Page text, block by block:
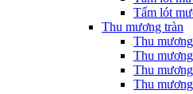
Tấm lót
Thu mương tràn
Thu
Thu
Thu
Thu